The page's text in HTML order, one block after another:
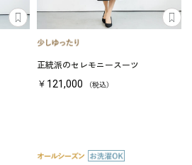
正統派のセレモニースーツ
￥121,000 （税込）